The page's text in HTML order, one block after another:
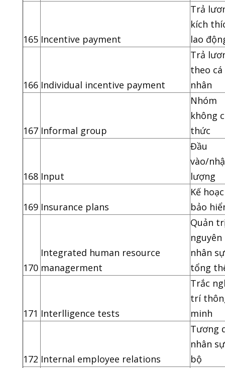
165 Incentive payment
Trả
kích
lao
166 Individual incentive payment
Trả
theo cá
nhân
167 Informal group
Nhóm
không
thức
168 Input
Đầu
vào/
lượng
169 Insurance plans
Kế
bảo
170
Integrated human resource
managerment
Quản
nguyên
nhân sự
tổng
171 Interlligence tests
Trắc
trí
minh
172 Internal employee relations
Tương
nhân
bộ